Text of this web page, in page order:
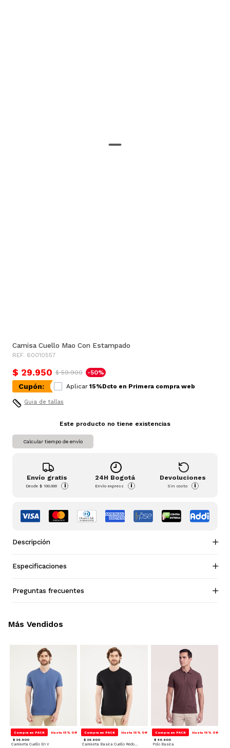
Camisa Cuello Mao Con Estampado
REF. 60010557
$ 29.950 $ 59.900 -50%
Cupón: Aplicar 15%Dcto en Primera compra web
Guia de tallas
Este producto no tiene existencias
Calcular tiempo de envío
Envío gratis
Desde$ 100.000 i
24H Bogotá
Envío express i
Devoluciones
Sin costo i
Descripción
Especificaciones
Preguntas frecuentes
Compra en PACK Hasta 15% Off
$ 29.900
Camiseta Cuello En V
Compra en PACK Hasta 15% Off
$ 29.900
Camiseta Basica Cuello Redondo
Compra en PACK Hasta 15% Off
$ 49.900
Polo Basica
Más Vendidos